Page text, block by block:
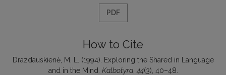
PDF
How to Cite
Drazdauskienė, M. L. (1994). Exploring the Shared in Language
and in the Mind. Kalbotyra,44(3), 40–48.